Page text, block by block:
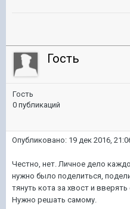
Гость
Гость
0 публикаций
Опубликовано: 19 дек 2016,
Честно, нет. Личное дело
нужно было поделиться,
тянуть кота за хвост и
Нужно решать самому.